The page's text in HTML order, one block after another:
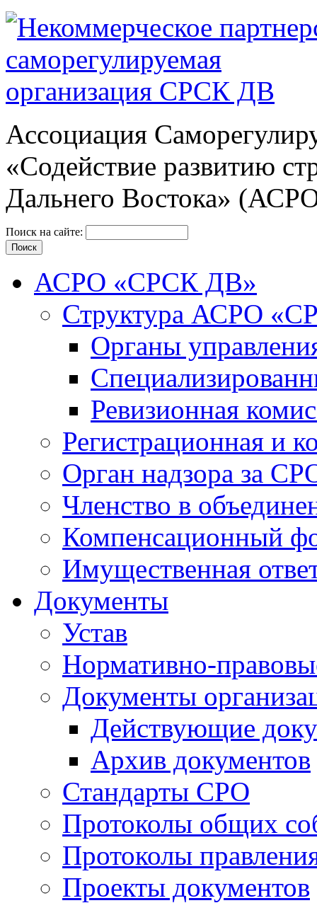
Ассоциация
«Содействие развитию
Дальнего Востока»
Поиск на сайте:
АСРО «СРСК ДВ»
Структура АСРО
Органы
Ревизионная
Регистрационная и
Орган надзора за
Членство в
Компенсационный
Имущественная
Документы
Устав
Нормативно-
Документы
Действующие
Архив документов
Стандарты СРО
Протоколы общих
Протоколы
Проекты документов